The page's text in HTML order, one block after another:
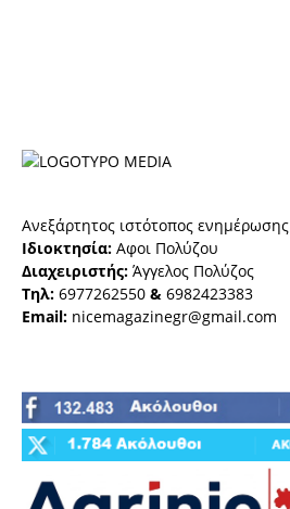
Ανεξάρτητος ιστότοπος ενημέρωσης
Ιδιοκτησία: Αφοι Πολύζου
Διαχειριστής: Άγγελος Πολύζος
Τηλ: 6977262550 & 6982423383
Email: nicemagazinegr@gmail.com